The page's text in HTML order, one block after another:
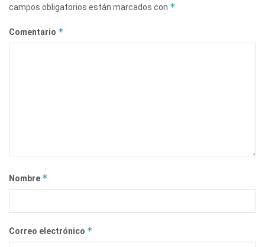
campos obligatorios están marcados con *
Comentario *
Nombre *
Correo electrónico *